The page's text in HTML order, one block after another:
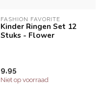
FASHION FAVORITE
Kinder Ringen Set 12
Stuks - Flower
9,95
Niet op voorraad